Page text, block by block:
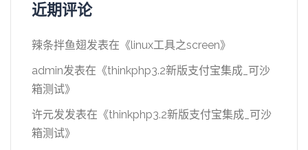
近期评论
辣条拌鱼翅发表在《linux工具之screen》
admin发表在《thinkphp3.2新版支付宝集成_可沙
箱测试》
许元发发表在《thinkphp3.2新版支付宝集成_可沙
箱测试》